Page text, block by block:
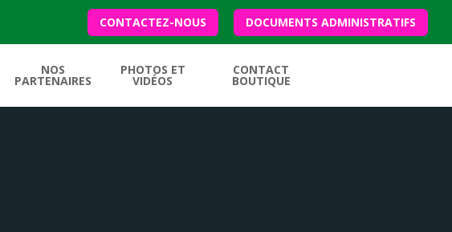
CONTACTEZ-NOUS DOCUMENTS ADMINISTRATIFS
NOS
PARTENAIRES
PHOTOS ET
VIDÉOS
CONTACT
BOUTIQUE